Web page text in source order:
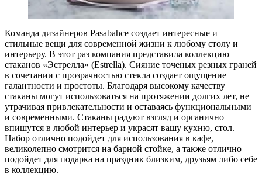
Команда дизайнеров Pasabahce создает интересные и
стильные вещи для современной жизни к любому столу и
интерьеру. В этот раз компания представила коллекцию
стаканов «Эстрелла» (Estrella). Сияние точеных резных граней
в сочетании с прозрачностью стекла создает ощущение
галантности и простоты. Благодаря высокому качеству
стаканы могут использоваться на протяжении долгих лет, не
утрачивая привлекательности и оставаясь функциональными
и современными. Стаканы радуют взгляд и органично
впишутся в любой интерьер и украсят вашу кухню, стол.
Набор отлично подойдет для использования в кафе,
великолепно смотрится на барной стойке, а также отлично
подойдет для подарка на праздник близким, друзьям либо себе
в коллекцию.